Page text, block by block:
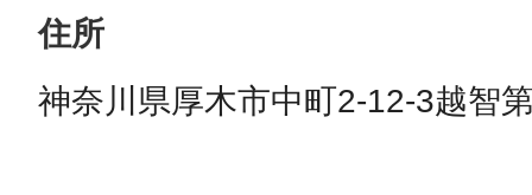
住所
神奈川県厚木市中町2-12-3越智